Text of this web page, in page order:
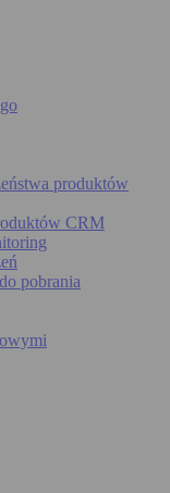
produktów
CRM
pobrania